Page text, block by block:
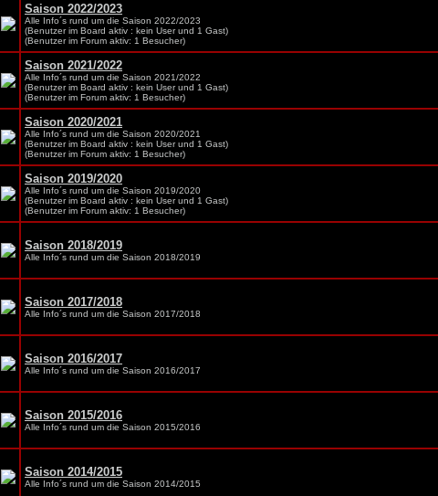
Saison 2022/2023
Alle Info´s rund um die Saison 2022/2023
(Benutzer im Board aktiv : kein User und 1 Gast)
(Benutzer im Forum aktiv: 1 Besucher)
Saison 2021/2022
Alle Info´s rund um die Saison 2021/2022
(Benutzer im Board aktiv : kein User und 1 Gast)
(Benutzer im Forum aktiv: 1 Besucher)
Saison 2020/2021
Alle Info´s rund um die Saison 2020/2021
(Benutzer im Board aktiv : kein User und 1 Gast)
(Benutzer im Forum aktiv: 1 Besucher)
Saison 2019/2020
Alle Info´s rund um die Saison 2019/2020
(Benutzer im Board aktiv : kein User und 1 Gast)
(Benutzer im Forum aktiv: 1 Besucher)
Saison 2018/2019
Alle Info´s rund um die Saison 2018/2019
Saison 2017/2018
Alle Info´s rund um die Saison 2017/2018
Saison 2016/2017
Alle Info´s rund um die Saison 2016/2017
Saison 2015/2016
Alle Info´s rund um die Saison 2015/2016
Saison 2014/2015
Alle Info´s rund um die Saison 2014/2015